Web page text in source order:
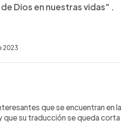
Dios en nuestras vidas" .
2023
que se encuentran en
que su traducción se queda